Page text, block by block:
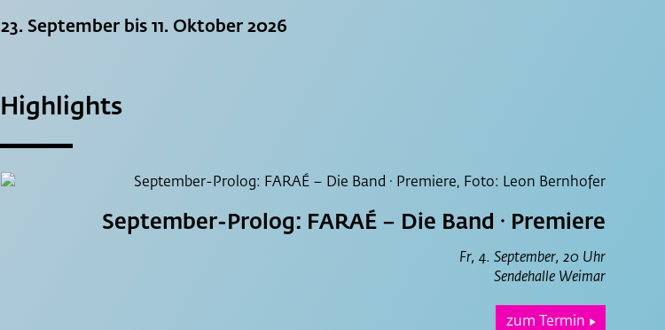
23. September bis 11. Oktober 2026
Highlights
September-Prolog: FARAÉ – Die Band · Premiere
Fr, 4. September, 20 Uhr
Sendehalle Weimar
zum Termin ▶